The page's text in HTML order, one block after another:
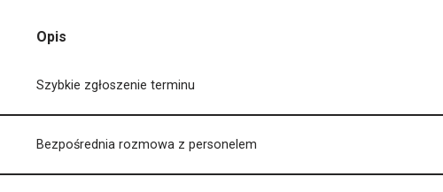
Opis
Szybkie zgłoszenie terminu
Bezpośrednia rozmowa z personelem